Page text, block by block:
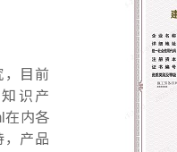
，目前
识产
在内各
，产品